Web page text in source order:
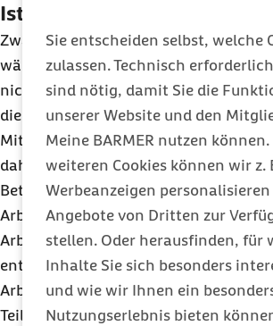
Sie entscheiden selbst, welche
zulassen. Technisch
sind nötig, damit Sie die
unserer Website und den
Meine BARMER nutzen
weiteren Cookies können wir z.
Werbeanzeigen
Angebote von Dritten zur
stellen. Oder herausfinden, für
Inhalte Sie sich besonders
und wie wir Ihnen ein
Nutzungserlebnis bieten
Ist Betriebssport Arbeitszeit?
Zwar können sportliche Aktivitäten
während derArbeitszeitstattfinden,
nicht anders vom Unternehmen
die versäumte Arbeitszeit später von
Mitarbeitenden nachgeholt werden.
daher weder Arbeitszeit noch
Betriebssport ist grundsätzlich
Arbeitgeber als auch für die
Arbeitgeber sind daher nicht
entsprechendes Angebot
Arbeitnehmende entscheiden selbst
Teilnahme.